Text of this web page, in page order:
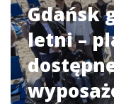
Gdańsk
letni –